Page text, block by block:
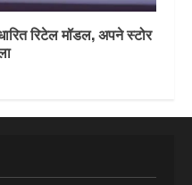
रिटेल मॉडल, अपने स्टोर